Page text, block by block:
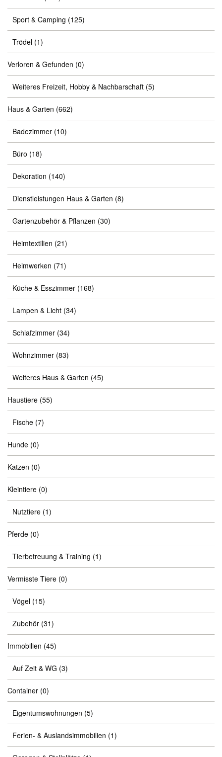
Sport & Camping (125)
Trödel (1)
Verloren & Gefunden (0)
Weiteres Freizeit, Hobby & Nachbarschaft (5)
Haus & Garten (662)
Badezimmer (10)
Büro (18)
Dekoration (140)
Dienstleistungen Haus & Garten (8)
Gartenzubehör & Pflanzen (30)
Heimtextilien (21)
Heimwerken (71)
Küche & Esszimmer (168)
Lampen & Licht (34)
Schlafzimmer (34)
Wohnzimmer (83)
Weiteres Haus & Garten (45)
Haustiere (55)
Fische (7)
Hunde (0)
Katzen (0)
Kleintiere (0)
Nutztiere (1)
Pferde (0)
Tierbetreuung & Training (1)
Vermisste Tiere (0)
Vögel (15)
Zubehör (31)
Immobilien (45)
Auf Zeit & WG (3)
Container (0)
Eigentumswohnungen (5)
Ferien- & Auslandsimmobilien (1)